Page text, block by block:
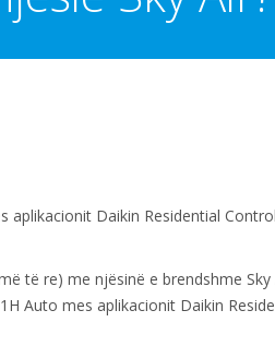
Daikin Residential
të re) me njësinë e brendshme
Auto mes aplikacionit Daikin